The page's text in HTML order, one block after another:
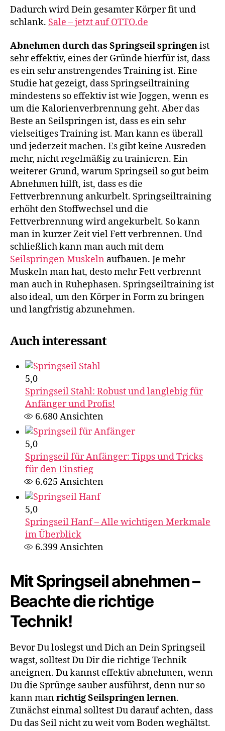
Dadurch wird Dein gesamter Körper fit und
schlank. Sale – jetzt auf OTTO.de
Abnehmen durch das Springseil springenist
sehr effektiv, eines der Gründe hierfür ist, dass
es ein sehr anstrengendes Training ist. Eine
Studie hat gezeigt, dass Springseiltraining
mindestens so effektiv ist wie Joggen, wenn es
um die Kalorienverbrennung geht. Aber das
Beste an Seilspringen ist, dass es ein sehr
vielseitiges Training ist. Man kann es überall
und jederzeit machen. Es gibt keine Ausreden
mehr, nicht regelmäßig zu trainieren. Ein
weiterer Grund, warum Springseil so gut beim
Abnehmen hilft, ist, dass es die
Fettverbrennung ankurbelt. Springseiltraining
erhöht den Stoffwechsel und die
Fettverbrennung wird angekurbelt. So kann
man in kurzer Zeit viel Fett verbrennen. Und
schließlich kann man auch mit dem
Seilspringen Muskeln aufbauen. Je mehr
Muskeln man hat, desto mehr Fett verbrennt
man auch in Ruhephasen. Springseiltraining ist
also ideal, um den Körper in Form zu bringen
und langfristig abzunehmen.
Auch interessant
5,0
Springseil Stahl: Robust und langlebig für
Anfänger und Profis!
6.680Ansichten
5,0
Springseil für Anfänger: Tipps und Tricks
für den Einstieg
6.625 Ansichten
5,0
Springseil Hanf – Alle wichtigen Merkmale
im Überblick
6.399 Ansichten
Mit Springseil abnehmen –
Beachte die richtige
Technik!
Bevor Du loslegst und Dich an Dein Springseil
wagst, solltest Du Dir die richtige Technik
aneignen. Du kannst effektiv abnehmen, wenn
Du die Sprünge sauber ausführst, denn nur so
kann manrichtig Seilspringen lernen.
Zunächst einmal solltest Du darauf achten, dass
Du das Seil nicht zu weit vom Boden weghältst.